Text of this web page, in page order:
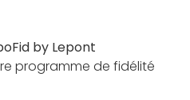
by Lepont
programme de fidélité